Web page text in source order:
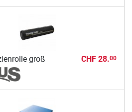
groß CHF 28.00